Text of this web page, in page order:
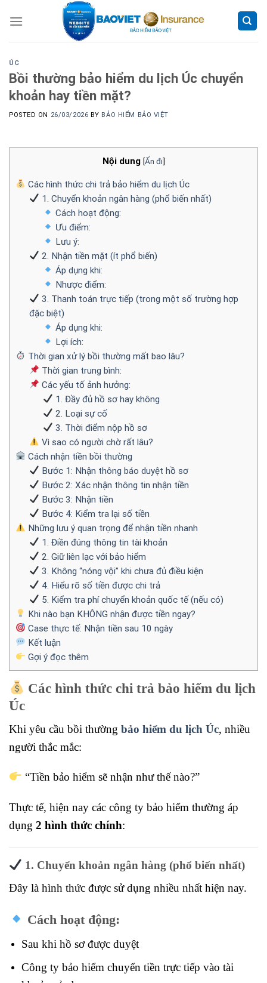
ÚC
Bồi thường bảo hiểm du lịch Úc chuyển
khoản hay tiền mặt?
POSTED ON 26/03/2026 BY BẢO HIỂM BẢO VIỆT
Nội dung [Ẩn đi]
Các hình thức chi trả bảo hiểm du lịch Úc
1. Chuyển khoản ngân hàng (phổ biến nhất)
Cách hoạt động:
Ưu điểm:
Lưu ý:
2. Nhận tiền mặt (ít phổ biến)
Áp dụng khi:
Nhược điểm:
3. Thanh toán trực tiếp (trong một số trường hợp
đặc biệt)
Áp dụng khi:
Lợi ích:
Thời gian xử lý bồi thường mất bao lâu?
Thời gian trung bình:
Các yếu tố ảnh hưởng:
1. Đầy đủ hồ sơ hay không
2. Loại sự cố
3. Thời điểm nộp hồ sơ
Vì sao có người chờ rất lâu?
Cách nhận tiền bồi thường
Bước 1: Nhận thông báo duyệt hồ sơ
Bước 2: Xác nhận thông tin nhận tiền
Bước 3: Nhận tiền
Bước 4: Kiểm tra lại số tiền
Những lưu ý quan trọng để nhận tiền nhanh
1. Điền đúng thông tin tài khoản
2. Giữ liên lạc với bảo hiểm
3. Không “nóng vội” khi chưa đủ điều kiện
4. Hiểu rõ số tiền được chi trả
5. Kiểm tra phí chuyển khoản quốc tế (nếu có)
Khi nào bạn KHÔNG nhận được tiền ngay?
Case thực tế: Nhận tiền sau 10 ngày
Kết luận
Gợi ý đọc thêm
Các hình thức chi trả bảo hiểm du lịch
Úc
Khi yêu cầu bồi thường bảo hiểm du lịch Úc, nhiều
người thắc mắc:
“Tiền bảo hiểm sẽ nhận như thế nào?”
Thực tế, hiện nay các công ty bảo hiểm thường áp
dụng 2 hình thức chính:
1. Chuyển khoản ngân hàng (phổ biến nhất)
Đây là hình thức được sử dụng nhiều nhất hiện nay.
Cách hoạt động:
Sau khi hồ sơ được duyệt
Công ty bảo hiểm chuyển tiền trực tiếp vào tài